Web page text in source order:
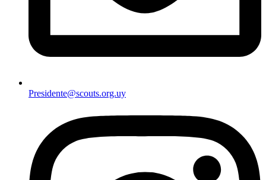
Presidente@scouts.org.uy